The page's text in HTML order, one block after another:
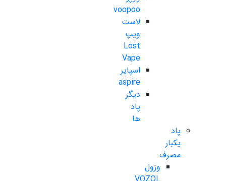
voopoo
لاست
ویپ
Lost
Vape
اسپایر
aspire
دیگر
پاد
ها
پاد
یکبار
مصرف
وزول